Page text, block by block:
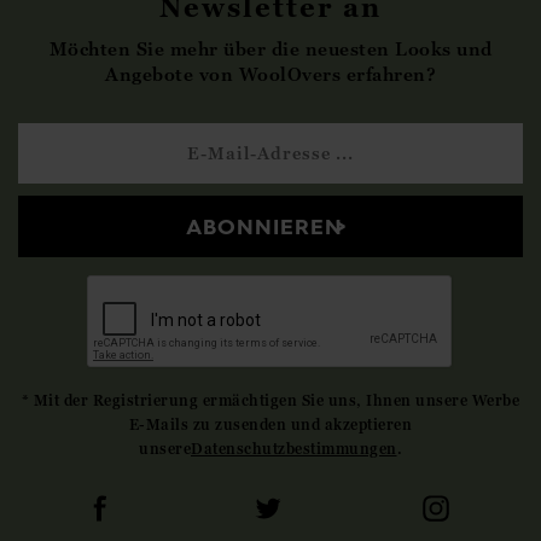
Newsletter an
Möchten Sie mehr über die neuesten Looks und
Angebote von WoolOvers erfahren?
ABONNIEREN
* Mit der Registrierung ermächtigen Sie uns, Ihnen unsere Werbe
E-Mails zu zusenden und akzeptieren
unsereDatenschutzbestimmungen .